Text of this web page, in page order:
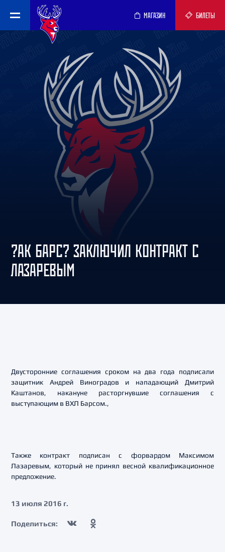
МАГАЗИН БИЛЕТЫ
?АК БАРС? ЗАКЛЮЧИЛ КОНТРАКТ С
ЛАЗАРЕВЫМ
Двусторонние соглашения сроком на два года подписали
защитник Андрей Виноградов и нападающий Дмитрий
Каштанов, накануне расторгнувшие соглашения с
выступающим в ВХЛ Барсом.,
Также контракт подписан с форвардом Максимом
Лазаревым, который не принял весной квалификационное
предложение.
13 июля 2016 г.
Поделиться: